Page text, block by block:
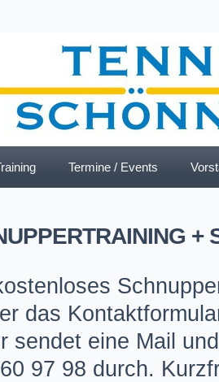
Termine / Events
+
das
sendet eine Mail
97 98 durch.